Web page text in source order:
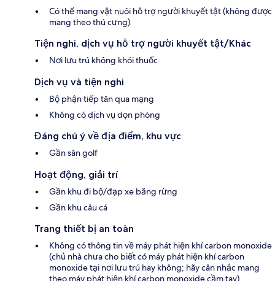
Có thể mang vật nuôi hỗ trợ người khuyết tật (không được
mang theo thú cưng)
Tiện nghi, dịch vụ hỗ trợ người khuyết tật/Khác
Nơi lưu trú không khói thuốc
Dịch vụ và tiện nghi
Bộ phận tiếp tân qua mạng
Không có dịch vụ dọn phòng
Đáng chú ý về địa điểm, khu vực
Gần sân golf
Hoạt động, giải trí
Gần khu đi bộ/đạp xe băng rừng
Gần khu câu cá
Trang thiết bị an toàn
Không có thông tin về máy phát hiện khí carbon monoxide
(chủ nhà chưa cho biết có máy phát hiện khí carbon
monoxide tại nơi lưu trú hay không; hãy cân nhắc mang
theo máy phát hiện khí carbon monoxide cầm tay)